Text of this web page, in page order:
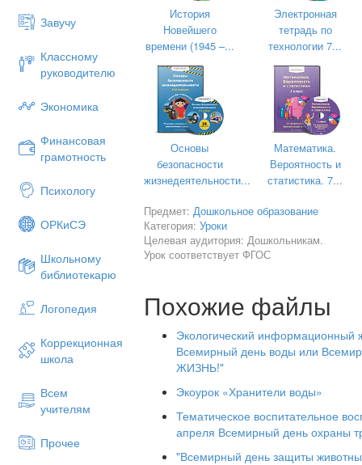
Завучу
Классному
руководителю
Экономика
Финансовая
грамотность
Психологу
ОРКиСЭ
Школьному
библиотекарю
Логопедия
Коррекционная
школа
Всем
учителям
Прочее
История
Новейшего
времени (1945 –...
Электронная
тетрадь по
технологии 7...
Основы
безопасности
жизнедеятельности...
Математика.
Вероятность и
статистика. 7...
Предмет: Дошкольное образование
Категория:Уроки
Целевая аудитория: Дошкольникам.
Урок соответствует ФГОС
Похожие файлы
Экологический
Всемирный день воды или
ЖИЗНЬ!"
Экоурок «Хранители воды»
Тематическое воспитательное
апреля Всемирный день охраны
"Всемирный день защиты